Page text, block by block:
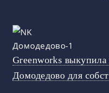
Greenworks
Домодедово для